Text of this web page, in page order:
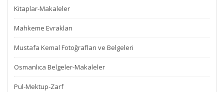
Kitaplar-Makaleler
Mahkeme Evrakları
Mustafa Kemal Fotoğrafları ve Belgeleri
Osmanlıca Belgeler-Makaleler
Pul-Mektup-Zarf